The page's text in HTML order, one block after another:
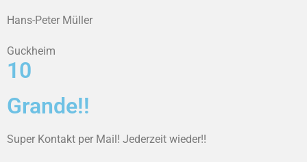
Hans-Peter Müller
Guckheim
10
Grande!!
Super Kontakt per Mail! Jederzeit wieder!!